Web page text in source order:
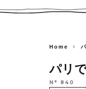
Home
パリ
N° 840